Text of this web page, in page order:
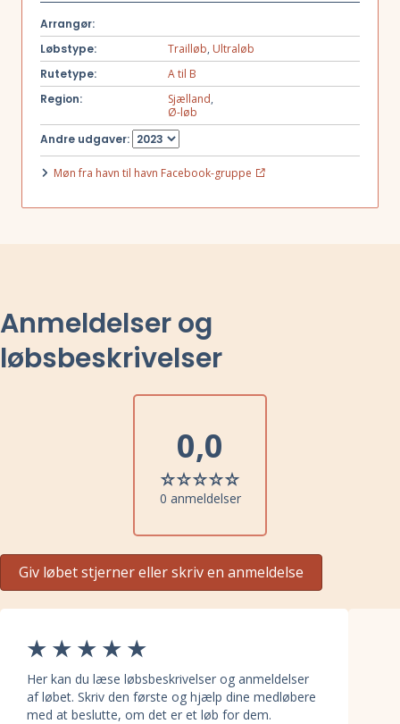
Arrangør:
Løbstype:
Trailløb, Ultraløb
Rutetype:
A til B
Region:
Sjælland,
Ø-løb
Andre udgaver:
Møn fra havn til havn Facebook-gruppe
Anmeldelser og
løbsbeskrivelser
0,0
0 anmeldelser
Giv løbet stjerner eller skriv en anmeldelse
Her kan du læse løbsbeskrivelser og anmeldelser
af løbet. Skriv den første og hjælp dine medløbere
med at beslutte, om det er et løb for dem.